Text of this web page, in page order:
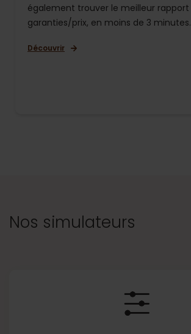
également trouver le meilleur rapport
garanties/prix, en moins de 3 minutes.
Découvrir
Nos simulateurs